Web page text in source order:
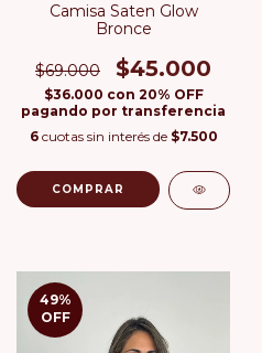
Camisa Saten Glow
Bronce
$69.000 $45.000
$36.000 con 20% OFF
pagando por transferencia
6 cuotas sin interés de $7.500
COMPRAR
49%
OFF